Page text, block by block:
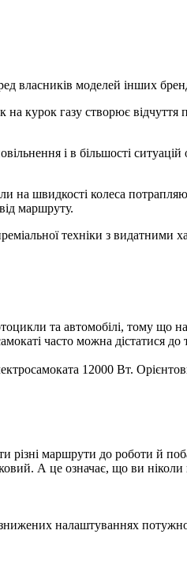
власників моделей інших
курок газу створює
і в більшості
на швидкості колеса
маршруту.
техніки з видатними
та автомобілі, тому що
часто можна
12000 Вт.
маршрути до роботи й
А це означає, що ви
налаштуваннях